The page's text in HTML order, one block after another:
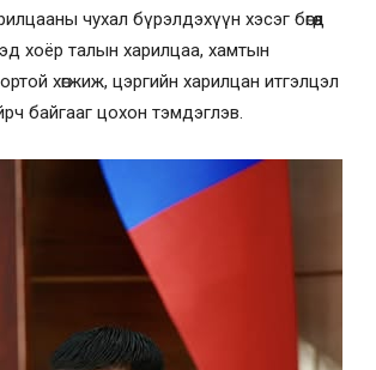
чухал бүрэлдэхүүн хэсэг бөгөөд
хоёр талын харилцаа, хамтын
хөгжиж, цэргийн харилцан итгэлцэл
байгааг цохон тэмдэглэв.